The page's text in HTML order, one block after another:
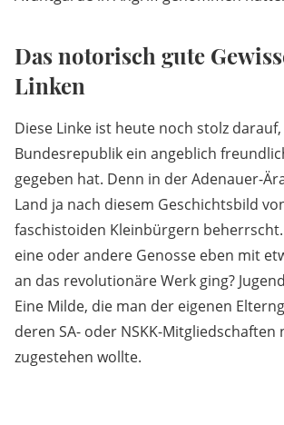
Das notorisch gute
Linken
Diese Linke ist heute noch stolz
Bundesrepublik ein angeblich
gegeben hat. Denn in der Adenauer-
Land ja nach diesem Geschichtsbild
faschistoiden Kleinbürgern
eine oder andere Genosse eben mit
an das revolutionäre Werk ging?
Eine Milde, die man der eigenen
deren SA- oder NSKK-
zugestehen wollte.